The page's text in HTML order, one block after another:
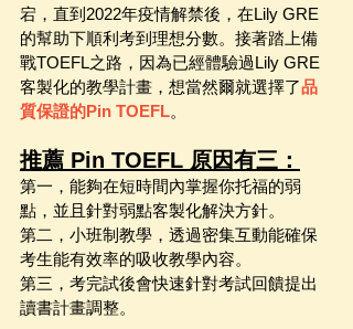
宕，直到2022年疫情解禁後，在Lily GRE
的幫助下順利考到理想分數。接著踏上備
戰TOEFL之路，因為已經體驗過Lily GRE
客製化的教學計畫，想當然爾就選擇了品
質保證的Pin TOEFL。
推薦 Pin TOEFL 原因有三：
第一，能夠在短時間內掌握你托福的弱
點，並且針對弱點客製化解決方針。
第二，小班制教學，透過密集互動能確保
考生能有效率的吸收教學內容。
第三，考完試後會快速針對考試回饋提出
讀書計畫調整。